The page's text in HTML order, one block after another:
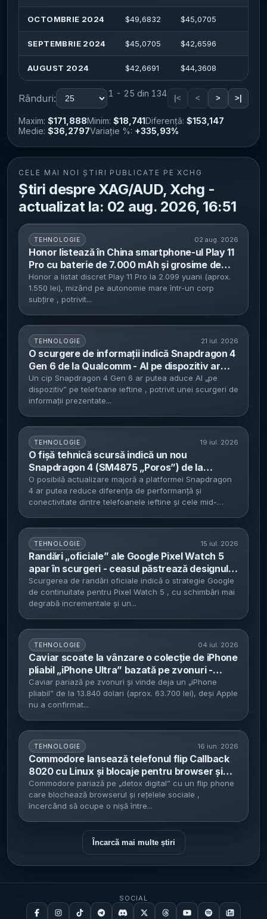
OCTOMBRIE 2024 $49,6832 $45,0705
SEPTEMBRIE 2024 $45,0705 $42,6596
AUGUST 2024 $42,6691 $44,3608
Rânduri: 1 - 25 din 134 |< < > >|
Maxim: $171,888Minim: $18,741Diferență: $153,147
Medie: $36,2797Variație %: +335,93%
CELE MAI NOI ȘTIRI PUBLICATE PE XCHG
Știri despre XAG/AUD, Xchg -
actualizat la: 02 aug. 2026, 16:51
TEHNOLOGIE 02 aug. 2026
Honor listează în China smartphone-ul Play 11
Pro cu baterie de 7.000 mAh și grosime de
7,34 mm - preț de 2.099 yuani pentru
versiunea 8GB/256GB
Honor a listat discret Play 11 Pro la 2.099 yuani (aprox.
1.550 lei), mizând pe autonomie mare într-un corp
subțire , potrivit...
TEHNOLOGIE 21 iul. 2026
O scurgere de informații indică Snapdragon 4
Gen 6 de la Qualcomm - AI pe dispozitiv ar
putea ajunge pe telefoane Android sub 300
de dolari
Un cip Snapdragon 4 Gen 6 ar putea aduce AI „pe
dispozitiv” pe telefoane ieftine , potrivit unei scurgeri de
informații prezentate...
TEHNOLOGIE 19 iul. 2026
O fișă tehnică scursă indică un nou
Snapdragon 4 (SM4875 „Poros”) de la
Qualcomm - GPU Adreno 6, LPDDR5 și
conectivitate Wi‑Fi 6/Bluetooth 6.0 pe
proces TSMC de 4 nm
O posibilă actualizare majoră a platformei Snapdragon
4 ar putea reduce diferența de performanță și
conectivitate dintre telefoanele ieftine și cele mid-
TEHNOLOGIE 15 iul. 2026
Randări „oficiale” ale Google Pixel Watch 5
apar în scurgeri - ceasul păstrează designul
Pixel Watch 4 și ar putea veni cu preț de
pornire cu 50 de dolari mai mare
Scurgerea de randări oficiale indică o strategie Google
de continuitate pentru Pixel Watch 5 , cu schimbări mai
degrabă incrementale și un...
TEHNOLOGIE 04 iul. 2026
Caviar scoate la vânzare o colecție de iPhone
pliabil „iPhone Ultra” bazată pe zvonuri -
prețuri între 13.840 și 15.560 de dolari, serii
limitate la 19 unități
Caviar pariază pe zvonuri și vinde deja un „iPhone
pliabil” de la 13.840 dolari (aprox. 63.700 lei), deși Apple
nu a confirmat...
TEHNOLOGIE 16 iun. 2026
Commodore lansează telefonul flip Callback
8020 cu Linux și blocaje pentru browser și
rețele sociale - Preț de la 499 de dolari,
precomenzi din 30 iunie și compatibilitate cu
99% din aplicațiile Android
Commodore pariază pe „detox digital” cu un flip phone
care blochează browserul și rețelele sociale ,
încercând să ocupe o nișă între...
Încarcă mai multe știri
SOCIAL